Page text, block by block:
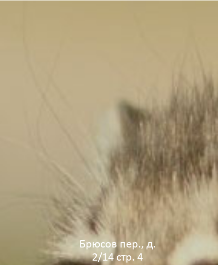
Брюсов пер., д.
2/14 стр. 4